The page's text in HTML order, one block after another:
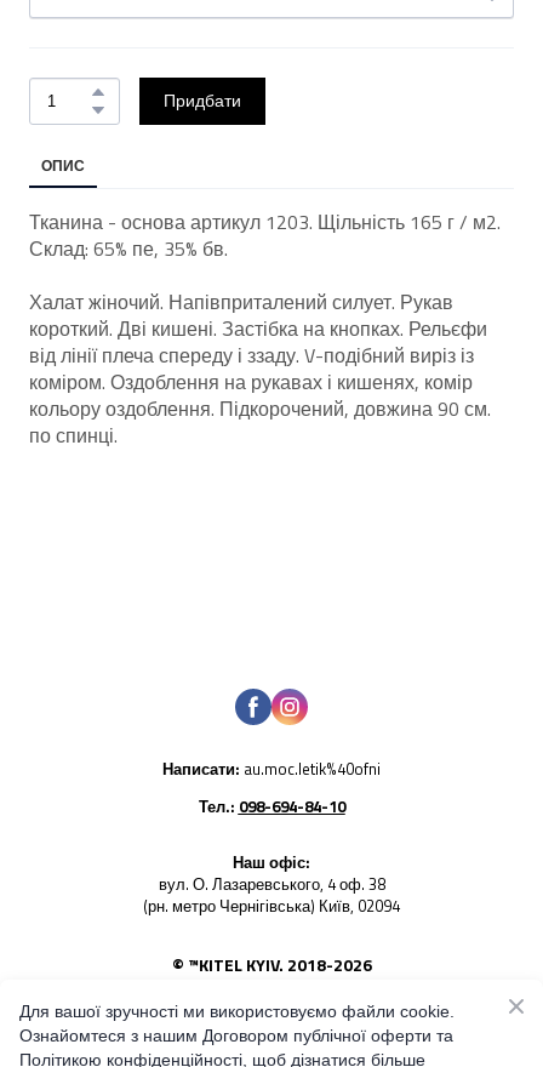
Придбати
ОПИС
Тканина - основа артикул 1203. Щільність 165 г / м2.
Склад: 65% пе, 35% бв.
Халат жіночий. Напівприталений силует. Рукав
короткий. Дві кишені. Застібка на кнопках. Рельєфи
від лінії плеча спереду і ззаду. V-подібний виріз із
коміром. Оздоблення на рукавах і кишенях, комір
кольору оздоблення. Підкорочений, довжина 90 см.
по спинці.
Написати: au.moc.letik%40ofni
Тел.: 098-694-84-10
Наш офіс:
вул. О. Лазаревського, 4 оф. 38
(рн. метро Чернігівська) Київ, 02094
© ™KITEL KYIV. 2018-2026
права на світлини належать KITEL KYIV
Наш блог і стрічка оновлень
Для вашої зручності ми використовуємо файли cookie.
Ознайомтеся з нашим Договором публічної оферти та
Політикою конфіденційності, щоб дізнатися більше